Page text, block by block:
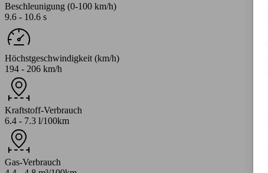
Beschleunigung (0-100 km/h)
9.6 - 10.6 s
Höchstgeschwindigkeit (km/h)
194 - 206 km/h
Kraftstoff-Verbrauch
6.4 - 7.3 l/100km
Gas-Verbrauch